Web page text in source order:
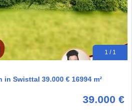
1 / 1
Swisttal 39.000 € 16994 m²
39.000 €